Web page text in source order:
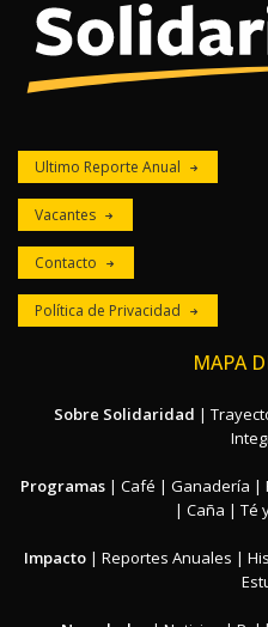
Ultimo Reporte Anual
Vacantes
Contacto
Política de Privacidad
MAPA
Sobre Solidaridad |
Programas | Café | Ganadería |
| Caña | Té
Impacto | Reportes Anuales |